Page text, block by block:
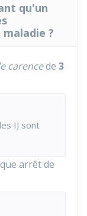
qu'un
?
carencede 3
IJ sont
arrêt de